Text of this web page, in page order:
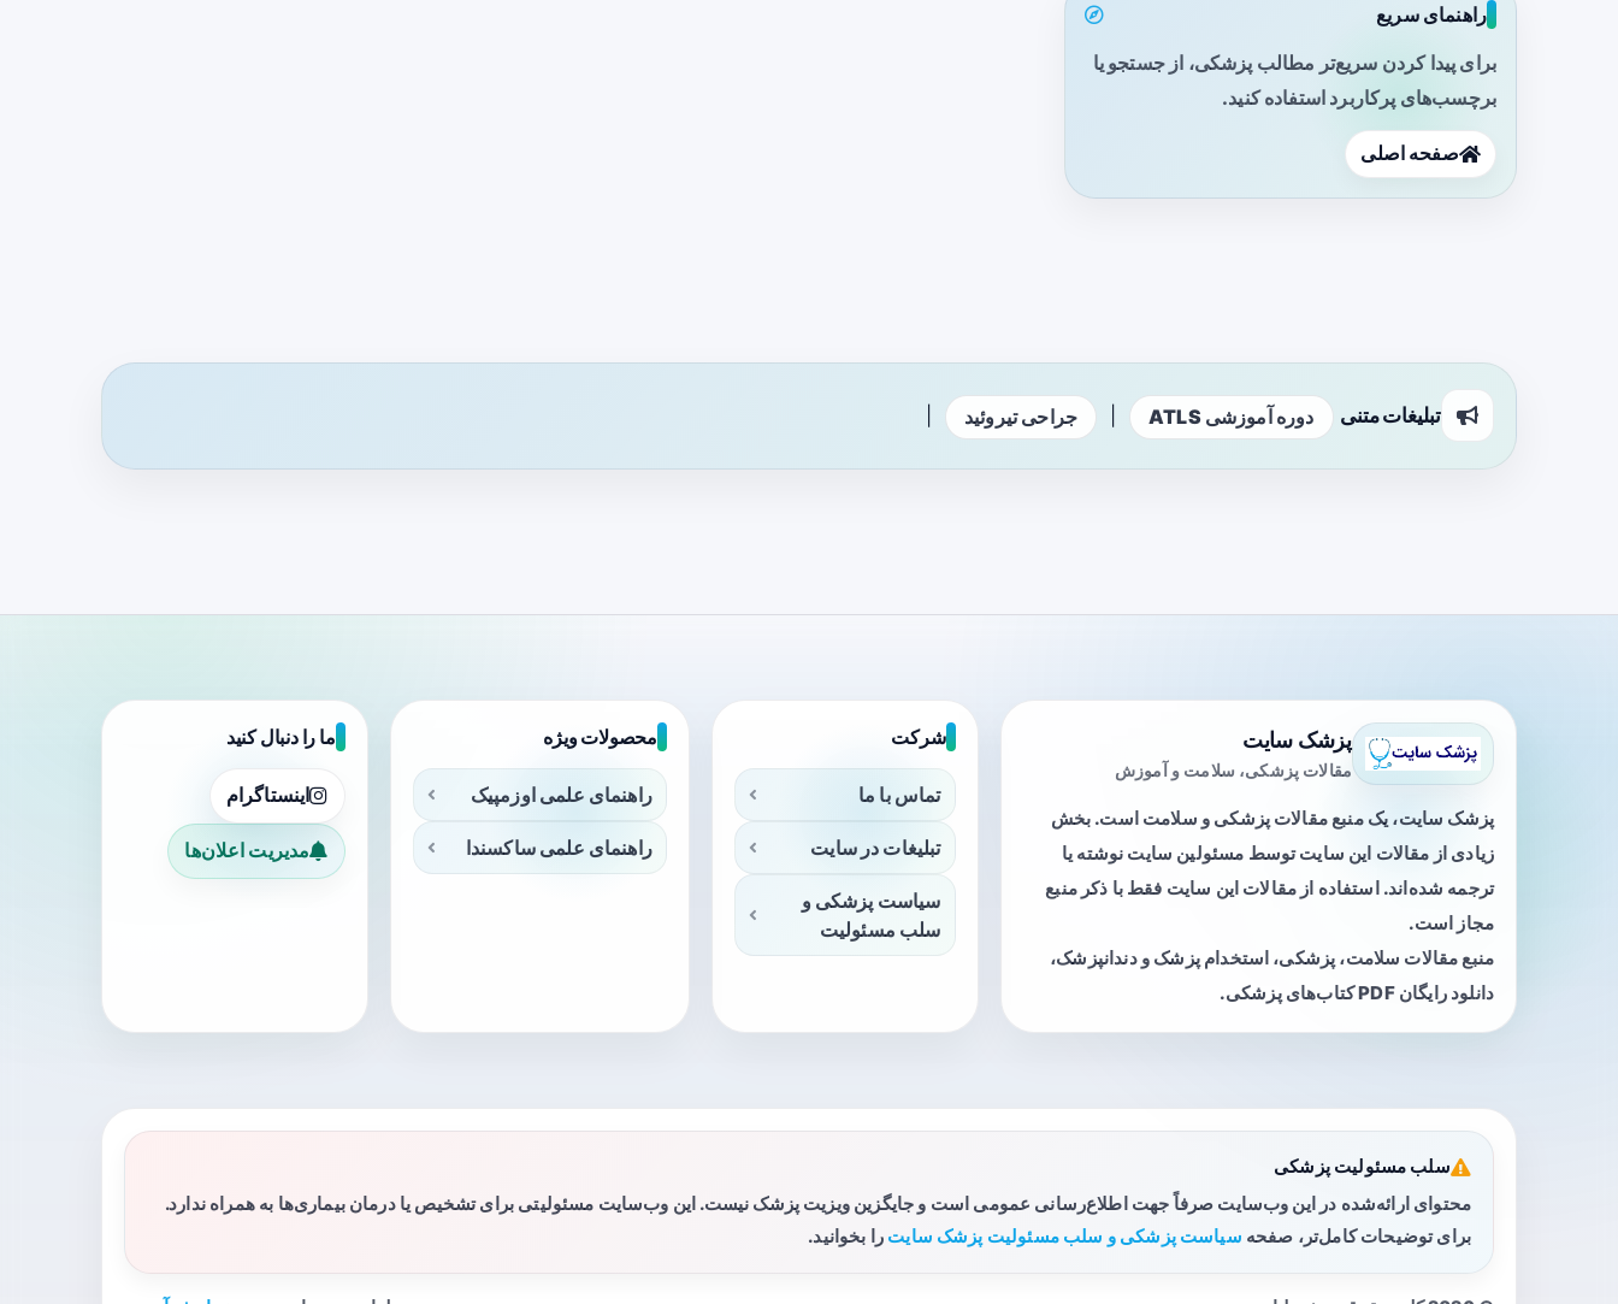
راهنمای سریع
برای پیدا کردن سریع‌تر مطالب پزشکی، از جستجو یا
برچسب‌های پرکاربرد استفاده کنید.
صفحه اصلی
تبلیغات متنی دوره آموزشی ATLS جراحی تیروئید
پزشک سایت
مقالات پزشکی، سلامت و آموزش
پزشک سایت، یک منبع مقالات پزشکی و سلامت است. بخش
زیادی از مقالات این سایت توسط مسئولین سایت نوشته یا
ترجمه شده‌اند. استفاده از مقالات این سایت فقط با ذکر منبع
مجاز است.
منبع مقالات سلامت، پزشکی، استخدام پزشک و دندانپزشک،
دانلود رایگان PDF کتاب‌های پزشکی.
شرکت
تماس با ما
تبلیغات در سایت
سیاست پزشکی و
سلب مسئولیت
محصولات ویژه
راهنمای علمی اوزمپیک
راهنمای علمی ساکسندا
ما را دنبال کنید
اینستاگرام
مدیریت اعلان‌ها
سلب مسئولیت پزشکی
محتوای ارائه‌شده در این وب‌سایت صرفاً جهت اطلاع‌رسانی عمومی است و جایگزین ویزیت پزشک نیست. این وب‌سایت مسئولیتی برای تشخیص یا درمان بیماری‌ها به همراه ندارد.
برای توضیحات کامل‌تر، صفحه سیاست پزشکی و سلب مسئولیت پزشک سایت را بخوانید.